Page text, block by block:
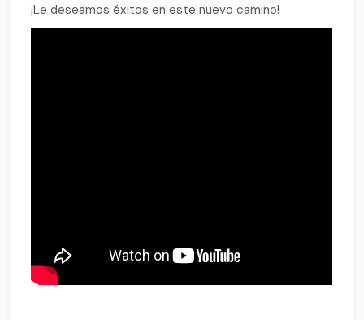
¡Le deseamos éxitos en este nuevo camino!